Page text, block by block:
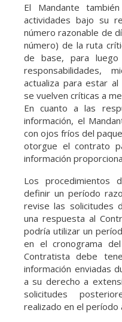
El Mandante
actividades bajo su
número razonable de
número) de la ruta
de base, para
responsabilidades,
actualiza para estar
se vuelven críticas a
En cuanto a las
información, el
con ojos fríos del
otorgue el contrato
información
Los procedimientos
definir un período
revise las solicitudes
una respuesta al
podría utilizar un
en el cronograma
Contratista debe
información enviadas
a su derecho a
solicitudes
realizado en el período